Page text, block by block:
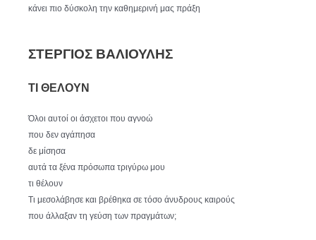
κάνει πιο δύσκολη την καθημερινή μας πράξη
ΣΤΕΡΓΙΟΣ ΒΑΛΙΟΥΛΗΣ
ΤΙ ΘΕΛΟΥΝ
Όλοι αυτοί οι άσχετοι που αγνοώ
που δεν αγάπησα
δε μίσησα
αυτά τα ξένα πρόσωπα τριγύρω μου
τι θέλουν
Τι μεσολάβησε και βρέθηκα σε τόσο άνυδρους καιρούς
που άλλαξαν τη γεύση των πραγμάτων;